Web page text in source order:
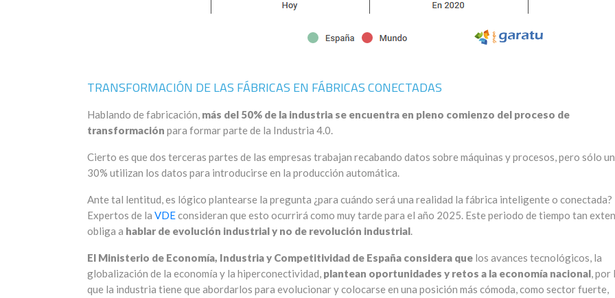
TRANSFORMACIÓN DE LAS FÁBRICAS EN FÁBRICAS CONECTADAS
Hablando de fabricación, más del 50% de la industria se encuentra en pleno comienzo del proceso de
transformación para formar parte de la Industria 4.0.
Cierto es que dos terceras partes de las empresas trabajan recabando datos sobre máquinas y procesos, pero sólo un
30% utilizan los datos para introducirse en la producción automática.
Ante tal lentitud, es lógico plantearse la pregunta ¿para cuándo será una realidad la fábrica inteligente o conectada?
Expertos de la VDEconsideran que esto ocurrirá como muy tarde para el año 2025. Este periodo de tiempo tan
obliga a hablar de evolución industrial y no de revolución industrial.
El Ministerio de Economía, Industria y Competitividad de España considera que los avances tecnológicos, la
globalización de la economía y la hiperconectividad, plantean oportunidades y retos a la economía nacional, por
que la industria tiene que abordarlos para evolucionar y colocarse en una posición más cómoda, como sector fuerte,